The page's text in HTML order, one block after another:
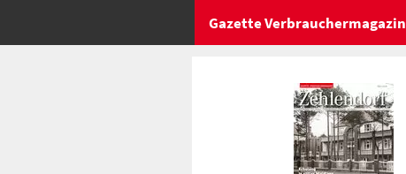
Gazette Verbrauchermagazin